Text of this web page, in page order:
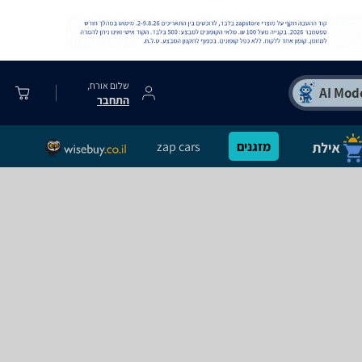
שלום אורח,
התחבר
מזגנים zap cars